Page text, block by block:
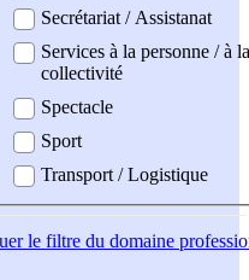
Secrétariat / Assistanat
Services à la personne / à la
collectivité
Spectacle
Sport
Transport / Logistique
le filtre du domaine